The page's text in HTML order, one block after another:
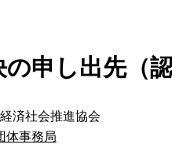
申し出先（
済社会推進協会
体事務局